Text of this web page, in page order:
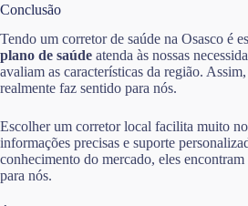
Conclusão
Tendo um corretor de saúde na Osasco é
plano de saúde atenda às nossas
avaliam as características da região.
realmente faz sentido para nós.
Escolher um corretor local facilita muito
informações precisas e suporte
conhecimento do mercado, eles encontram
para nós.